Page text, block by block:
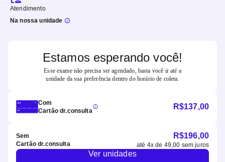
Atendimento
Na nossa unidade
Estamos esperando você!
Esse exame não precisa ser agendado, basta você ir até a
unidade da sua preferência dentro do horário de coleta.
Com
Cartão dr.consulta
R$137,00
Sem
Cartão dr.consulta
R$196,00
até 4x de 49,00 sem juros
Ver unidades